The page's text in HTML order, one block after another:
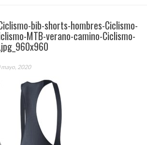
bib-shorts-hombres-Ciclismo-
MTB-verano-camino-Ciclismo-
2020